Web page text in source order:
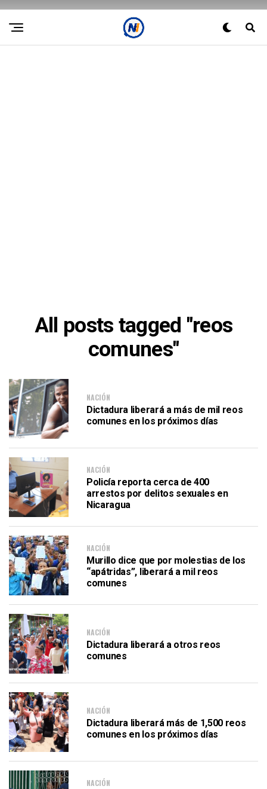
All posts tagged "reos
comunes"
NACIÓN
Dictadura liberará a más de mil reos
comunes en los próximos días
NACIÓN
Policía reporta cerca de 400
arrestos por delitos sexuales en
Nicaragua
NACIÓN
Murillo dice que por molestias de los
“apátridas”, liberará a mil reos
comunes
NACIÓN
Dictadura liberará a otros reos
comunes
NACIÓN
Dictadura liberará más de 1,500 reos
comunes en los próximos días
NACIÓN